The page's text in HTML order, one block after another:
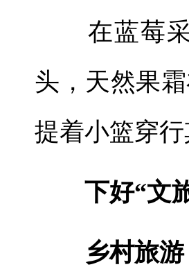
在蓝莓采
头，天然果
提着小篮穿
下好“文
乡村旅游